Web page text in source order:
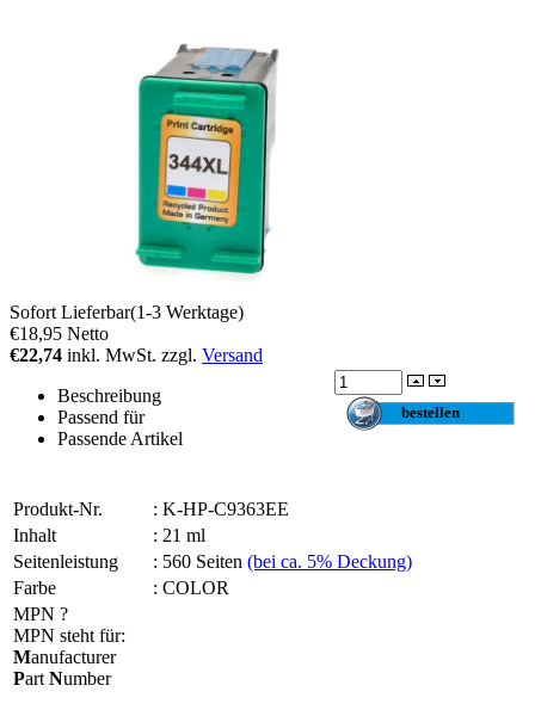
Sofort Lieferbar(1-3 Werktage)
€18,95 Netto
€22,74 inkl. MwSt. zzgl. Versand
Beschreibung
Passend für
Passende Artikel
Produkt-Nr. : K-HP-C9363EE
Inhalt
: 21 ml
Seitenleistung
: 560 Seiten (bei ca. 5% Deckung)
Farbe
: COLOR
MPN ?
MPN steht für:
Manufacturer
Part Number